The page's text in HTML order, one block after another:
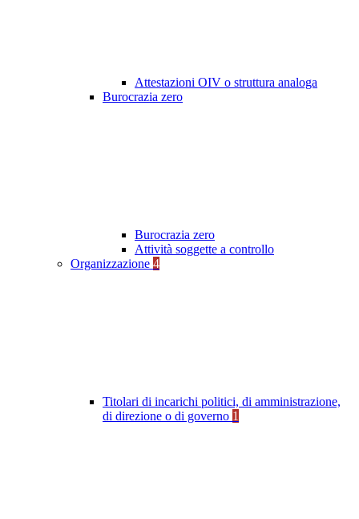
Attestazioni OIV o struttura analoga
Burocrazia zero
Burocrazia zero
Attività soggette a controllo
Organizzazione 4
Titolari di incarichi politici, di amministrazione,
di direzione o di governo 1